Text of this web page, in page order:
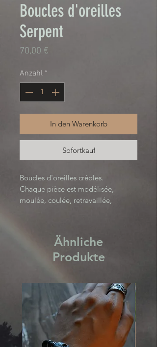
Boucles d'oreilles
Serpent
70,00 €
Anzahl *
In den Warenkorb
Sofortkauf
Boucles d'oreilles créoles.
Chaque pièce est modélisée,
moulée, coulée, retravaillée,
sans plomb, sans cadmium, sans
nickel et produit en France.
Poids d'une boucle : 8g
Collection La Mue.
Curieuse Mécanique X Unico
Ähnliche
Produkte